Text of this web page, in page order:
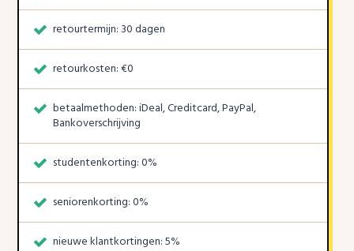
retourtermijn: 30 dagen
retourkosten: €0
betaalmethoden: iDeal, Creditcard, PayPal,
Bankoverschrijving
studentenkorting: 0%
seniorenkorting: 0%
nieuwe klantkortingen: 5%